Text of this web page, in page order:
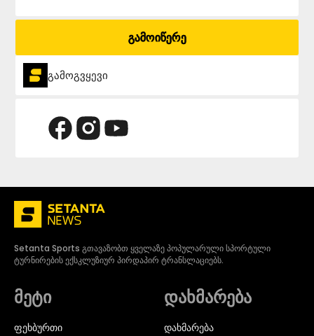
გამოიწერე
გამოგვყევი
Setanta Sports გთავაზობთ ყველაზე პოპულარული სპორტული
ტურნირების ექსკლუზიურ პირდაპირ ტრანსლაციებს.
მეტი
ᲤᲔᲮᲑᲣᲠᲗᲘ
დახმარება
დახმარება